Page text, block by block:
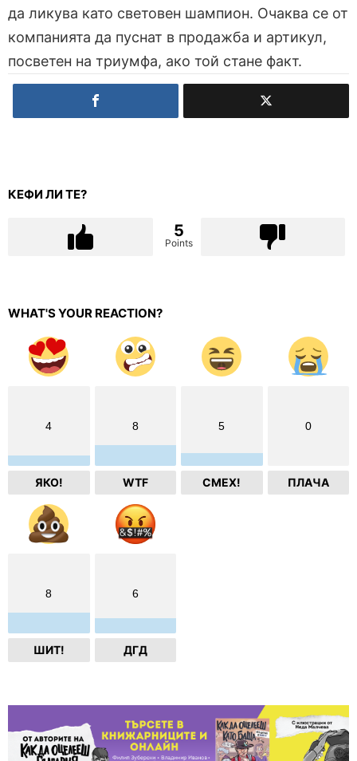
да ликува като световен шампион. Очаква се от
компанията да пуснат в продажба и артикул,
посветен на триумфа, ако той стане факт.
КЕФИ ЛИ ТЕ?
5
Points
WHAT'S YOUR REACTION?
4
ЯКО!
8
WTF
5
СМЕХ!
0
ПЛАЧА
8
ШИТ!
6
ДГД